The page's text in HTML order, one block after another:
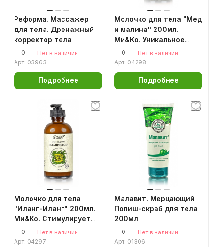
Реформа. Массажер
для тела. Дренажный
корректор тела
0
Нет в наличии
Арт. 03963
Подробнее
Молочко для тела "Мед
и малина" 200мл.
Ми&Ко. Уникальное
восстанавливающее
0
Нет в наличии
Арт. 04298
Подробнее
Молочко для тела
"Иланг-Иланг" 200мл.
Ми&Ко. Стимулирует
обменные процессы
кожи
0
Нет в наличии
Арт. 04297
Малавит. Мерцающий
Полиш-скраб для тела
200мл.
0
Нет в наличии
Арт. 01306